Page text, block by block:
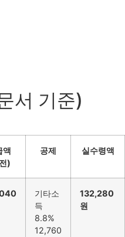
서 기준)
액
)
공제 실수령액
기타소
득
8.8%
12,760
132,280
원